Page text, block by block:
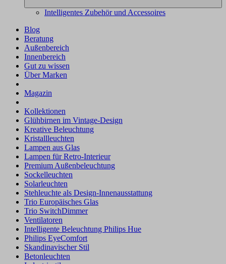
Intelligentes Zubehör und Accessoires
Blog
Beratung
Außenbereich
Innenbereich
Gut zu wissen
Über Marken
Magazin
Kollektionen
Glühbirnen im Vintage-Design
Kreative Beleuchtung
Kristallleuchten
Lampen aus Glas
Lampen für Retro-Interieur
Premium Außenbeleuchtung
Sockelleuchten
Solarleuchten
Stehleuchte als Design-Innenausstattung
Trio Europäisches Glas
Trio SwitchDimmer
Ventilatoren
Intelligente Beleuchtung Philips Hue
Philips EyeComfort
Skandinavischer Stil
Betonleuchten